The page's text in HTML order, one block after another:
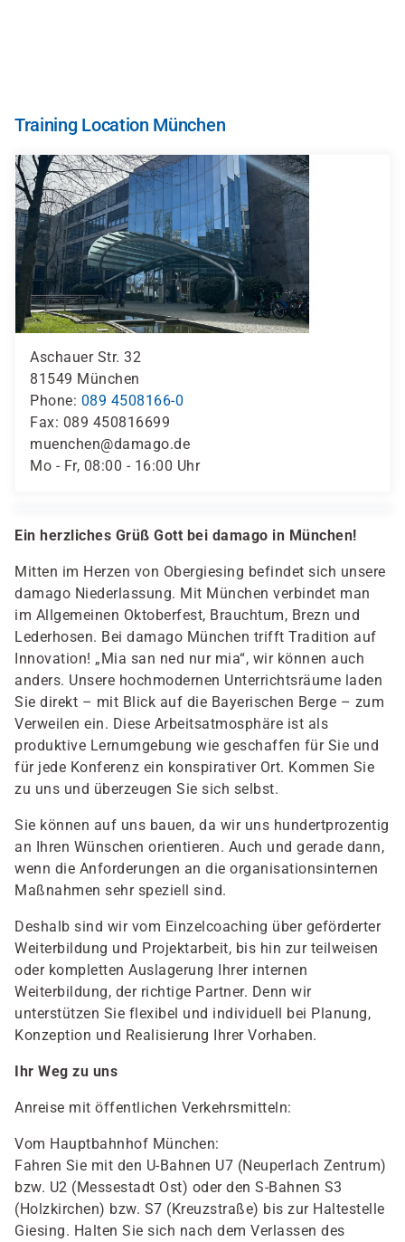
Training Location München
Aschauer Str. 32
81549 München
Phone 089 4508166-0
Fax 089 450816699
muenchen@damago.de
Mo - Fr, 08:00 - 16:00 Uhr
Ein herzliches Grüß Gott bei damago in München!
Mitten im Herzen von Obergiesing befindet sich unsere
damago Niederlassung. Mit München verbindet man
im Allgemeinen Oktoberfest, Brauchtum, Brezn und
Lederhosen. Bei damago München trifft Tradition auf
Innovation! „Mia san ned nur mia“, wir können auch
anders. Unsere hochmodernen Unterrichtsräume laden
Sie direkt – mit Blick auf die Bayerischen Berge – zum
Verweilen ein. Diese Arbeitsatmosphäre ist als
produktive Lernumgebung wie geschaffen für Sie und
für jede Konferenz ein konspirativer Ort. Kommen Sie
zu uns und überzeugen Sie sich selbst.
Sie können auf uns bauen, da wir uns hundertprozentig
an Ihren Wünschen orientieren. Auch und gerade dann,
wenn die Anforderungen an die organisationsinternen
Maßnahmen sehr speziell sind.
Deshalb sind wir vom Einzelcoaching über geförderter
Weiterbildung und Projektarbeit, bis hin zur teilweisen
oder kompletten Auslagerung Ihrer internen
Weiterbildung, der richtige Partner. Denn wir
unterstützen Sie flexibel und individuell bei Planung,
Konzeption und Realisierung Ihrer Vorhaben.
Ihr Weg zu uns
Anreise mit öffentlichen Verkehrsmitteln:
Vom Hauptbahnhof München:
Fahren Sie mit den U-Bahnen U7 (Neuperlach Zentrum)
bzw. U2 (Messestadt Ost) oder den S-Bahnen S3
(Holzkirchen) bzw. S7 (Kreuzstraße) bis zur Haltestelle
Giesing. Halten Sie sich nach dem Verlassen des